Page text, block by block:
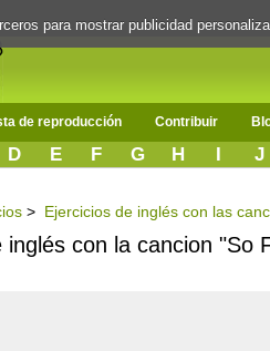
de reproducción Contribuir
D E F G H I J
> Ejercicios de inglés con las
inglés con la cancion "So
para mostrar publicidad